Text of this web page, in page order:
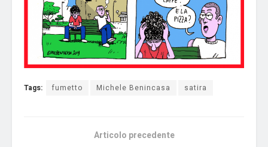
Tags: fumetto Michele Benincasa satira
Articolo precedente